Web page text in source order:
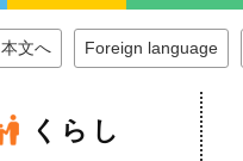
本文へ Foreign language
くらし